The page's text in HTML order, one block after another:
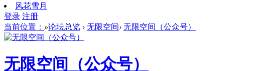
风花雪月
登录 注册
当前位置： »论坛总览 › 无限空间› 无限空间（公众号）
无限空间（公众号）